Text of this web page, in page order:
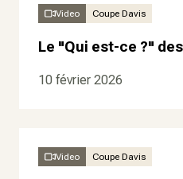
Video Coupe Davis
Le "Qui est-ce ?"
10 février 2026
Video Coupe Davis